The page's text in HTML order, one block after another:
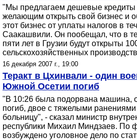
"Мы предлагаем дешевые кредиты
желающим открыть свой бизнес и
этот бизнес от уплаты налогов в
Саакашвили. Он пообещал, что в
пяти лет в Грузии будут открыты
сельскохозяйственных
16 декабря 2007 г., 19:00
Теракт в Цхинвали - один
Южной Осетии погиб
"В 10:26 была подорвана машина,
погиб, двое с тяжелыми
больницу", - сказал министр
республики Михаил Миндзаев. По
возбуждено уголовное дело по